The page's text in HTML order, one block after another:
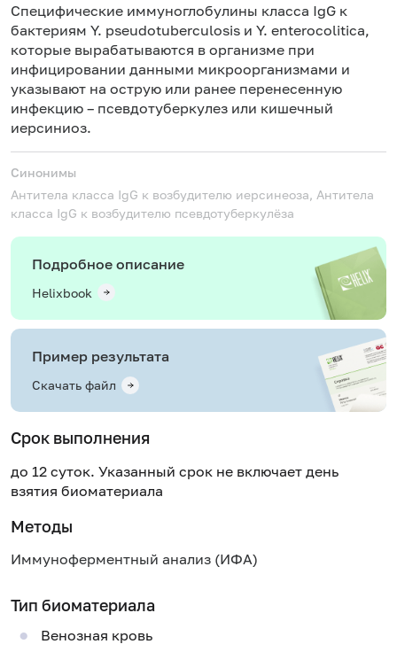
Специфические иммуноглобулины класса IgG к
бактериям Y. pseudotuberculosis и Y. enterocolitica,
которые вырабатываются в организме при
инфицировании данными микроорганизмами и
указывают на острую или ранее перенесенную
инфекцию – псевдотуберкулез или кишечный
иерсиниоз.
Синонимы
Антитела класса IgG к возбудителю иерсинеоза, Антитела
класса IgG к возбудителю псевдотуберкулёза
Подробное описание
Helixbook
Пример результата
Скачать файл
Срок выполнения
до 12 суток. Указанный срок не включает день
взятия биоматериала
Методы
Иммуноферментный анализ (ИФА)
Тип биоматериала
Венозная кровь